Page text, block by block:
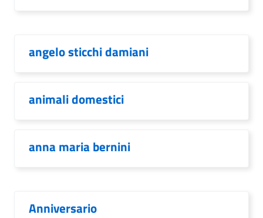
angelo sticchi damiani
animali domestici
anna maria bernini
Anniversario